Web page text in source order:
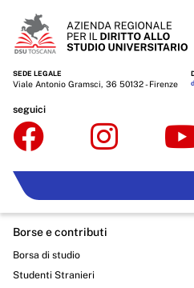
SEDE LEGALE
Viale Antonio Gramsci, 36 50132 - Firenze
seguici
Borse e contributi
Borsa di studio
Studenti Stranieri